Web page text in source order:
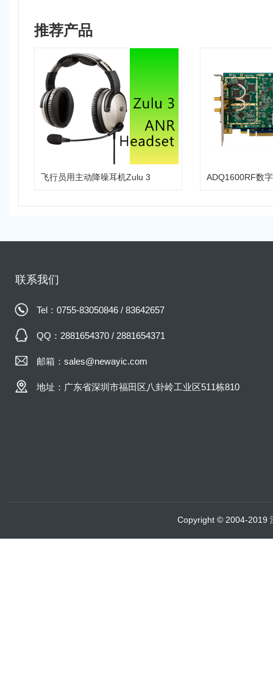
推荐产品
飞行员用主动降噪耳机Zulu 3
联系我们
Tel：0755-83050846 / 83642657
QQ：2881654370 / 2881654371
邮箱：sales@newayic.com
地址：广东省深圳市福田区八卦岭工业区511栋810
Copyright © 2004-2019